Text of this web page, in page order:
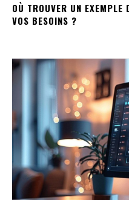
OÙ TROUVER UN EXEMPLE
VOS BESOINS ?